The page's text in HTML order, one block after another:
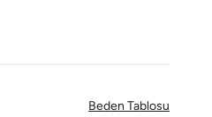
Beden Tablosu